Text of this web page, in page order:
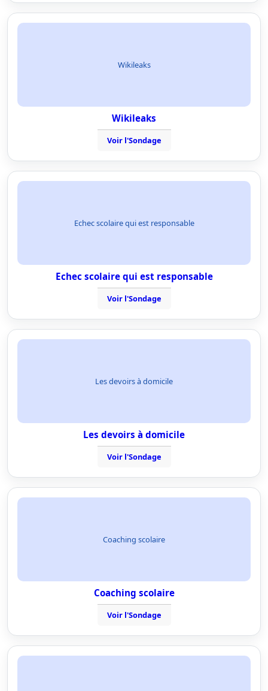
Wikileaks
Wikileaks
Voir l'Sondage
Echec scolaire qui est responsable
Echec scolaire qui est responsable
Voir l'Sondage
Les devoirs à domicile
Les devoirs à domicile
Voir l'Sondage
Coaching scolaire
Coaching scolaire
Voir l'Sondage